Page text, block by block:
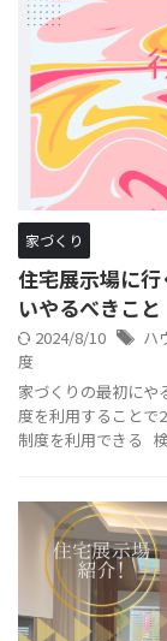
家づくり
住宅展示場に
いやるべきこと
2024/8/10 ハ
度
家づくりの最初に
度を利用することで
制度を利用できる